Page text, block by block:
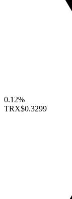
0.12%
TRX$0.3299